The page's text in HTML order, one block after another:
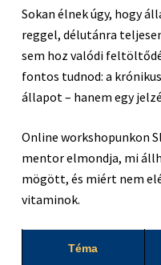
Sokan élnek úgy, hogy
reggel, délutánra
sem hoz valódi
fontos tudnod: a
állapot – hanem egy
Online workshopunkon
mentor elmondja, mi
mögött, és miért nem
vitaminok.
Téma